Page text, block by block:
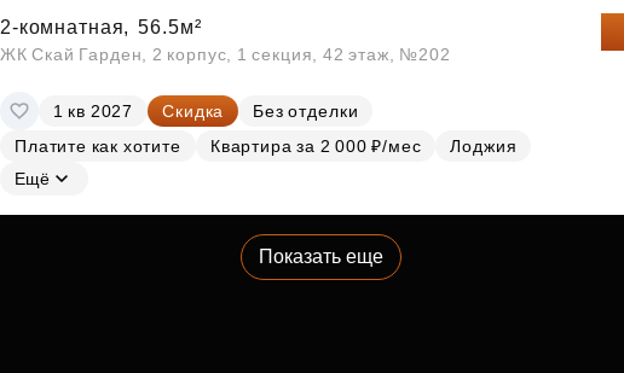
2-комнатная, 56.5м²
ЖК Скай Гарден, 2 корпус, 1 секция, 42 этаж, №202
1 кв 2027 Скидка
Без отделки
Платите как хотите
Квартира за 2 000 ₽/мес
Лоджия
Ещё
Показать еще